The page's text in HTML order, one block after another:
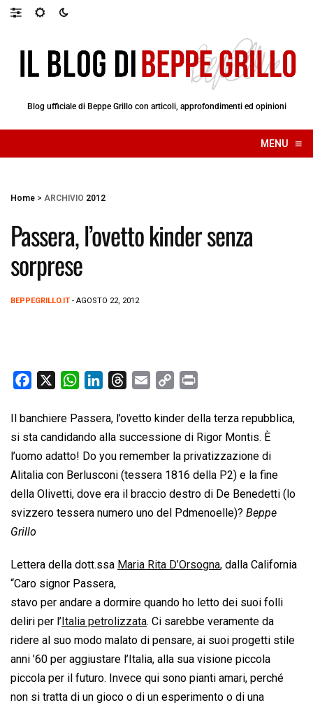
Blog ufficiale di Beppe Grillo con articoli, approfondimenti ed opinioni
MENU ≡
☰
Home > ARCHIVIO 2012
Passera, l’ovetto kinder senza
sorprese
BEPPEGRILLO.IT - AGOSTO 22, 2012
c
e
b
o
o
k
W
a
t
s
A
p
p
n
k
e
d
I
n
r
e
a
d
s
a
i
l
p
y
L
i
n
k
i
n
t
Il banchiere Passera, l’ovetto kinder della terza repubblica,
si sta candidando alla successione di Rigor Montis. È
l’uomo adatto! Do you remember la privatizzazione di
Alitalia con Berlusconi (tessera 1816 della P2) e la fine
della Olivetti, dove era il braccio destro di De Benedetti (lo
svizzero tessera numero uno del Pdmenoelle)? Beppe
Grillo
Lettera della dott.ssa Maria Rita D’Orsogna, dalla California
“Caro signor Passera,
stavo per andare a dormire quando ho letto dei suoi folli
deliri per l’ Italia petrolizzata. Ci sarebbe veramente da
ridere al suo modo malato di pensare, ai suoi progetti stile
anni ’60 per aggiustare l’Italia, alla sua visione piccola
piccola per il futuro. Invece qui sono pianti amari, perché
non si tratta di un gioco o di un esperimento o di una